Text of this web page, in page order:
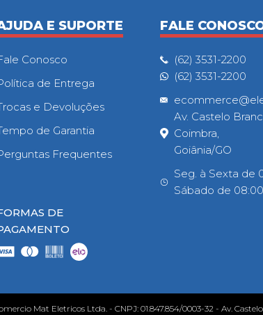
E SUPORTE
Conosco
de Entrega
e Devoluções
de Garantia
Frequentes
DE
FALE
(62) 3531-2200
(62) 3531-2200
Av. Castelo
Coimbra,
Goiânia/GO
Seg. à Sexta de
Sábado de
Mat Eletricos Ltda. - CNPJ: 01.847.854/0003-32 - Av.